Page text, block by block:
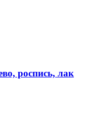
роспись, лак